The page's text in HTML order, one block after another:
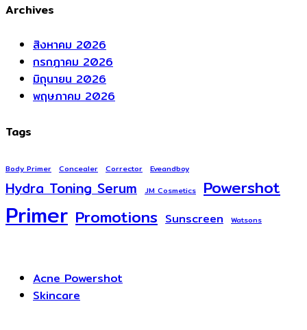
Archives
สิงหาคม 2026
กรกฎาคม 2026
มิถุนายน 2026
พฤษภาคม 2026
Tags
Body Primer Concealer Corrector Eveandboy
Hydra Toning Serum JM Cosmetics Powershot
Primer Promotions Sunscreen Watsons
Acne Powershot
Skincare